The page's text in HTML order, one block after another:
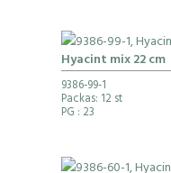
Hyacint mix 22 cm
9386-99-1
Packas: 12 st
PG : 23